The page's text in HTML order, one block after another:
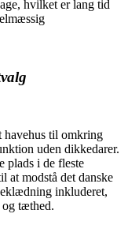
hvilket er lang tid
til omkring
uden dikkedarer.
plads i de fleste
at modstå det danske
inkluderet,
tæthed.